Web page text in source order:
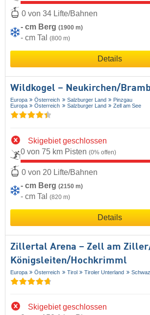
0 von 34 Lifte/Bahnen
- cm Berg (1900 m)
- cm Tal (800 m)
Details
Wildkogel – Neukirchen/​
Europa Österreich Salzburger Land
Pinzgau
Europa
Österreich Salzburger Land Zell am See
Skigebiet geschlossen
0 von 75 km Pisten (0% offen)
0 von 20 Lifte/Bahnen
- cm Berg (2150 m)
- cm Tal (820 m)
Details
Zillertal Arena – Zell am
Königsleiten/​Hochkrimml
Europa Österreich Tirol Tiroler Unterland Schwaz
Skigebiet geschlossen